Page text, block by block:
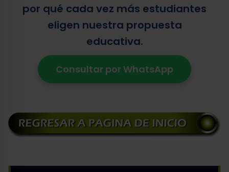
por qué cada vez más estudiantes
eligen nuestra propuesta
educativa.
Consultar por WhatsApp